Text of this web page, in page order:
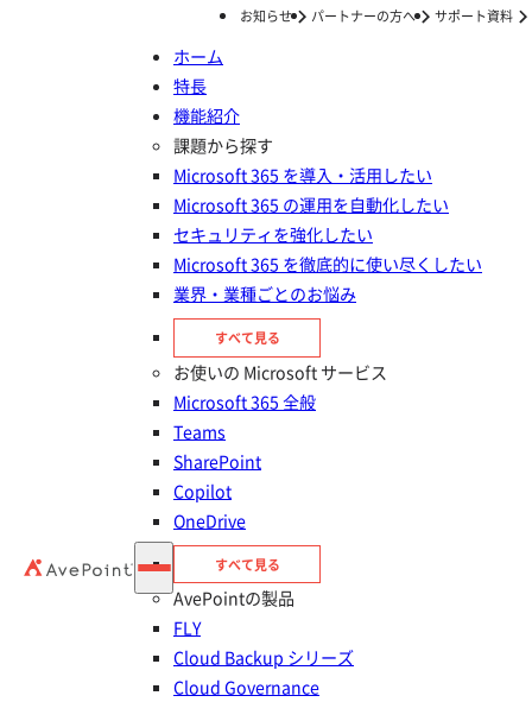
お知らせ パートナーの方へ サポート資料
ホーム
特長
機能紹介
課題から探す
Microsoft 365 を導入・活用したい
Microsoft 365 の運用を自動化したい
セキュリティを強化したい
Microsoft 365 を徹底的に使い尽くしたい
業界・業種ごとのお悩み
すべて見る
お使いの Microsoft サービス
Microsoft 365 全般
Teams
SharePoint
Copilot
OneDrive
すべて見る
AvePointの製品
FLY
Cloud Backup シリーズ
Cloud Governance
ナレッジ/コラム
Power Automate でメール業務
を自動化する方法は？
2023年12月10日
PowerPlatform の活用